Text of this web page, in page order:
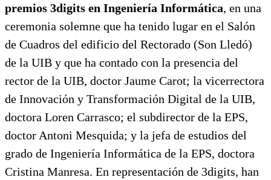
premios 3digits en Ingeniería Informática, en una
ceremonia solemne que ha tenido lugar en el Salón
de Cuadros del edificio del Rectorado (Son Lledó)
de la UIB y que ha contado con la presencia del
rector de la UIB, doctor Jaume Carot; la vicerrectora
de Innovación y Transformación Digital de la UIB,
doctora Loren Carrasco; el subdirector de la EPS,
doctor Antoni Mesquida; y la jefa de estudios del
grado de Ingeniería Informática de la EPS, doctora
Cristina Manresa. En representación de 3digits, han